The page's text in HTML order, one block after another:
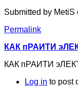
Submitted by MetiS
Permalink
КАК пРАИТИ
КАК пРАИТИ
Log in to post